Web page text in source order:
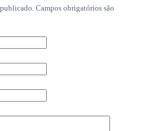
publicado. Campos obrigatórios são